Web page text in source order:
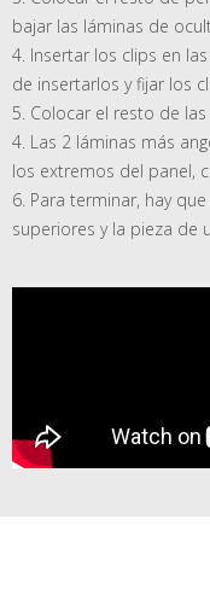
bajar las láminas de
4. Insertar los clips en
de insertarlos y fijar los
5. Colocar el resto de
4. Las 2 láminas más
los extremos del panel,
6. Para terminar, hay
superiores y la pieza de